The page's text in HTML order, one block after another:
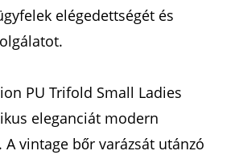
elégedettségét és
PU Trifold Small Ladies
eleganciát modern
A vintage bőr varázsát utánzó